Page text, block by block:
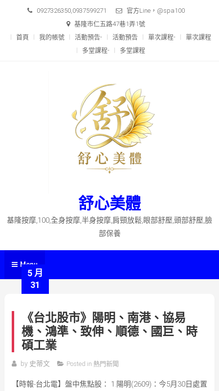
content
0927326350,0937599271
官方Line，@spa100
基隆市仁五路47巷1弄1號
首頁
我的帳號 活動預告- 活動預告 單次課程-
單次課程
多堂課程-
多堂課程
舒心美體
基隆按摩,100,全身按摩,半身按摩,肩頸放鬆,眼部舒壓,頭部舒壓,臉
部保養
Menu
5 月
31
《台北股市》陽明、南港、協易
機、鴻準、致伸、順德、國巨、時
碩工業
by 史蒂文 Posted in 熱門新聞
【時報-台北電】盤中焦點股： 1.陽明(2609)：今5月30日處置